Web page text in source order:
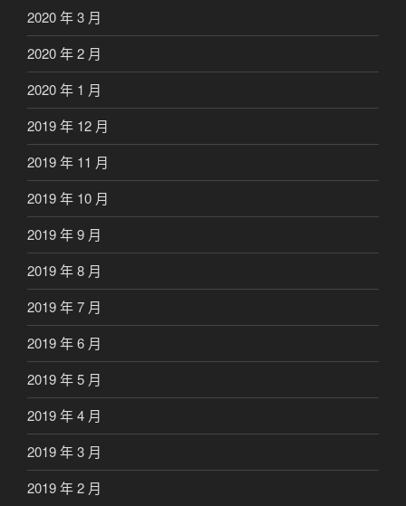
2020 年 3 月
2020 年 2 月
2020 年 1 月
2019 年 12 月
2019 年 11 月
2019 年 10 月
2019 年 9 月
2019 年 8 月
2019 年 7 月
2019 年 6 月
2019 年 5 月
2019 年 4 月
2019 年 3 月
2019 年 2 月